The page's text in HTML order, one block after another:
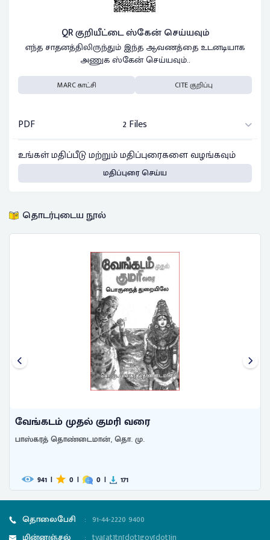
QR குறியீட்டை ஸ்கேன் செய்யவும்
எந்த சாதனத்திலிருந்தும் இந்த ஆவணத்தை உடனடியாக
அணுக ஸ்கேன் செய்யவும்..
MARC காட்சி CITE குறிப்பு
PDF
2 Files
உங்கள் மதிப்பீடு மற்றும் மதிப்புரைகளை வழங்கவும்
மதிப்புரை செய்ய
தொடர்புடைய நூல்
வேங்கடம் முதல் குமரி வரை
பாஸ்கரத் தொண்டைமான், தொ. மு.
1K+ | 0 | 0
தொலைபேசி : 91-44-2220 9400